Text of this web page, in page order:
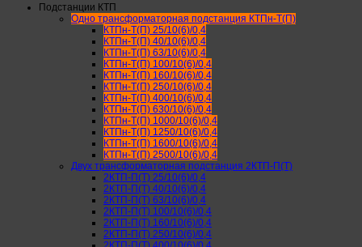
Подстанции КТП
Одно трансформаторная подстанция КТПн-Т(П)
КТПн-Т(П) 25/10(6)/0,4
КТПн-Т(П) 40/10(6)/0,4
КТПн-Т(П) 63/10(6)/0,4
КТПн-Т(П) 100/10(6)/0,4
КТПн-Т(П) 160/10(6)/0,4
КТПн-Т(П) 250/10(6)/0,4
КТПн-Т(П) 400/10(6)/0,4
КТПн-Т(П) 630/10(6)/0,4
КТПн-Т(П) 1000/10(6)/0,4
КТПн-Т(П) 1250/10(6)/0,4
КТПн-Т(П) 1600/10(6)/0,4
КТПн-Т(П) 2500/10(6)/0,4
Двух трансформаторная подстанция 2КТП-П(Т)
2КТП-П(Т) 25/10(6)/0,4
2КТП-П(Т) 40/10(6)/0,4
2КТП-П(Т) 63/10(6)/0,4
2КТП-П(Т) 100/10(6)/0,4
2КТП-П(Т) 160/10(6)/0,4
2КТП-П(Т) 250/10(6)/0,4